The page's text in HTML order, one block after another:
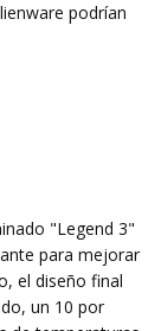
podrían
"Legend 3"
para mejorar
el diseño final
un 10 por